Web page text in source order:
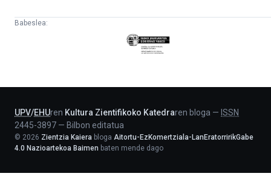
Babeslea:
Eusko
Jaurlaritza
UPV/EHUren Kultura Zientifikoko Katedraren bloga — ISSN
2445-3897 — Bilbon editatua
© 2026 Zientzia Kaiera bloga Aitortu-EzKomertziala-LanEratorririkGabe
4.0 Nazioartekoa Baimen baten mende dago